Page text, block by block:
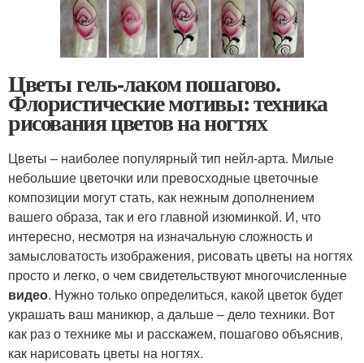
Цветы гель-лаком пошагово.
Флористические мотивы: техника
рисования цветов на ногтях
Цветы – наиболее популярный тип нейл-арта. Милые
небольшие цветочки или превосходные цветочные
композиции могут стать, как нежным дополнением
вашего образа, так и его главной изюминкой. И, что
интересно, несмотря на изначальную сложность и
замысловатость изображения, рисовать цветы на ногтях
просто и легко, о чем свидетельствуют многочисленные
видео. Нужно только определиться, какой цветок будет
украшать ваш маникюр, а дальше – дело техники. Вот
как раз о технике мы и расскажем, пошагово объяснив,
как нарисовать цветы на ногтях.